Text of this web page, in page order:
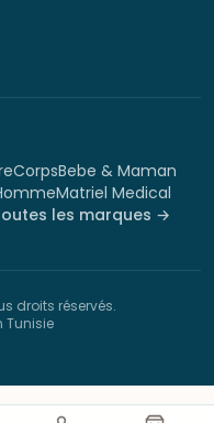
CorpsBebe & Maman
Matriel Medical
les marques →
droits réservés.
Tunisie